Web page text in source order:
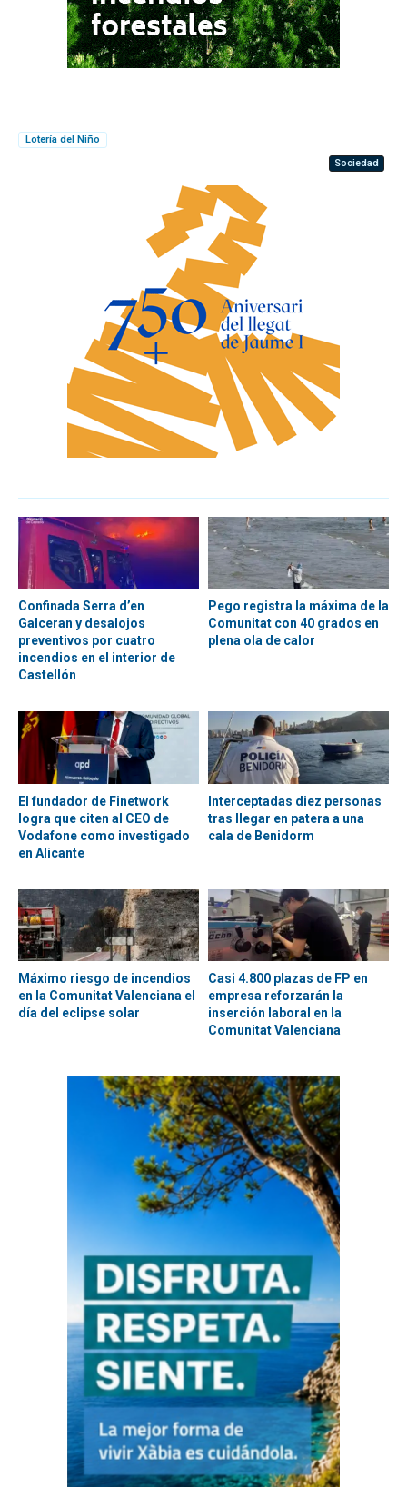
Lotería del Niño
Sociedad
Confinada Serra d’en
Galceran y desalojos
preventivos por cuatro
incendios en el interior de
Castellón
Pego registra la máxima de la
Comunitat con 40 grados en
plena ola de calor
El fundador de Finetwork
logra que citen al CEO de
Vodafone como investigado
en Alicante
Interceptadas diez personas
tras llegar en patera a una
cala de Benidorm
Máximo riesgo de incendios
en la Comunitat Valenciana el
día del eclipse solar
Casi 4.800 plazas de FP en
empresa reforzarán la
inserción laboral en la
Comunitat Valenciana